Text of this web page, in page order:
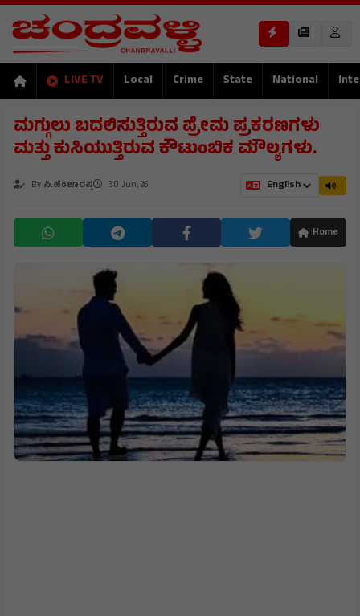
LIVE TV Local Crime State National
ಮಗ್ಗುಲು ಬದಲಿಸುತ್ತಿರುವ ಪ್ರೇಮ ಪ್ರಕರಣಗಳು
ಮತ್ತು ಕುಸಿಯುತ್ತಿರುವ ಕೌಟುಂಬಿಕ ಮೌಲ್ಯಗಳು.
By ಸಿ.ಹೆಂಜಾರಪ್ಪ 30 Jun, 26
Home